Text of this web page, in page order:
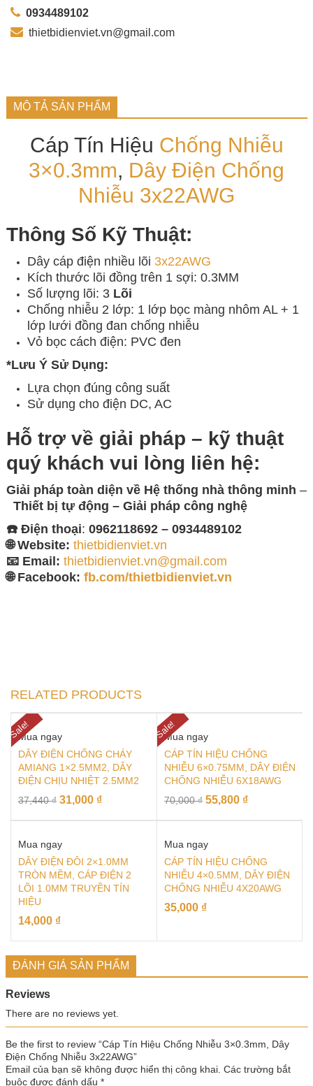
0934489102
thietbidienviet.vn@gmail.com
MÔ TẢ SẢN PHẨM
Cáp Tín Hiệu Chống Nhiễu
3×0.3mm, Dây Điện Chống
Nhiễu 3x22AWG
Thông Số Kỹ Thuật:
Dây cáp điện nhiều lõi 3x22AWG
Kích thước lõi đồng trên 1 sợi: 0.3MM
Số lượng lõi: 3Lõi
Chống nhiễu 2 lớp: 1 lớp bọc màng nhôm AL + 1
lớp lưới đồng đan chống nhiễu
Vỏ bọc cách điện: PVC đen
*Lưu Ý Sử Dụng:
Lựa chọn đúng công suất
Sử dụng cho điện DC, AC
Hỗ trợ về giải pháp – kỹ thuật
quý khách vui lòng liên hệ:
Giải pháp toàn diện về Hệ thống nhà thông minh –
Thiết bị tự động – Giải pháp công nghệ
☎️ Điện thoại: 0962118692 – 0934489102
🌐 Website: thietbidienviet.vn
📧 Email: thietbidienviet.vn@gmail.com
🌐 Facebook: fb.com/thietbidienviet.vn
RELATED PRODUCTS
Sale!
Mua ngay
DÂY ĐIỆN CHỐNG CHÁY
AMIANG 1×2.5MM2, DÂY
ĐIỆN CHỊU NHIỆT 2.5MM2
37,440₫ 31,000 ₫
Sale!
Mua ngay
CÁP TÍN HIỆU CHỐNG
NHIỄU 6×0.75MM, DÂY ĐIỆN
CHỐNG NHIỄU 6X18AWG
70,000₫ 55,800 ₫
Mua ngay
DÂY ĐIỆN ĐÔI 2×1.0MM
TRÒN MỀM, CÁP ĐIỆN 2
LÕI 1.0MM TRUYỀN TÍN
HIỆU
14,000 ₫
Mua ngay
CÁP TÍN HIỆU CHỐNG
NHIỄU 4×0.5MM, DÂY ĐIỆN
CHỐNG NHIỄU 4X20AWG
35,000 ₫
ĐÁNH GIÁ SẢN PHẨM
Reviews
There are no reviews yet.
Be the first to review “Cáp Tín Hiệu Chống Nhiễu 3×0.3mm, Dây
Điện Chống Nhiễu 3x22AWG”
Email của bạn sẽ không được hiển thị công khai. Các trường bắt
buộc được đánh dấu *